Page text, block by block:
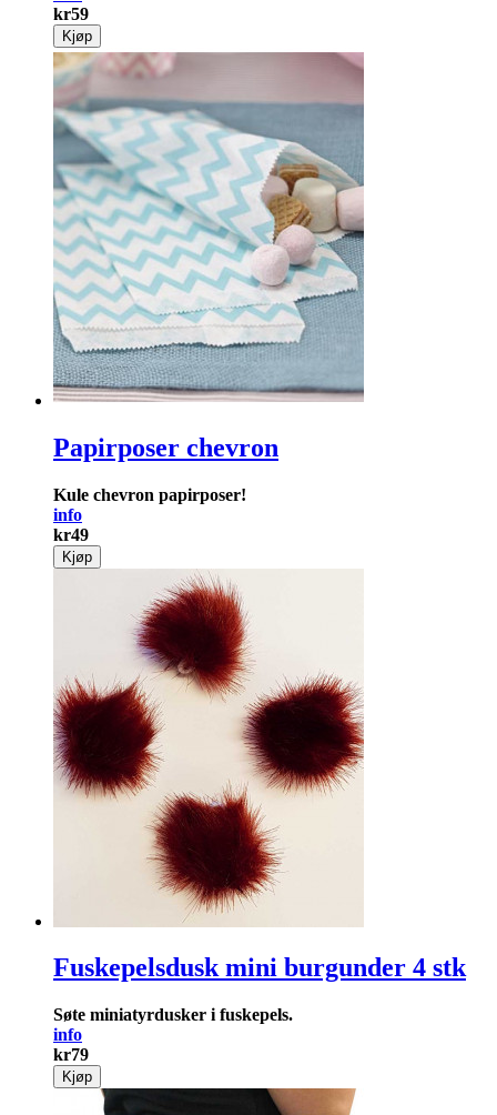
kr59
Kjøp
Papirposer chevron
Kule chevron papirposer!
info
kr49
Kjøp
Fuskepelsdusk mini burgunder 4 stk
Søte miniatyrdusker i fuskepels.
info
kr79
Kjøp